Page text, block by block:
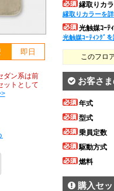
即日
ダン系は前
ットとして
縁取りカ
縁取りカラーを詳
光触媒ｺｰﾃｨ
光触媒ｺｰﾃｨﾝｸﾞを
このフロ
お客さ
年式
型式
乗員定数
駆動方式
燃料
購入セッ